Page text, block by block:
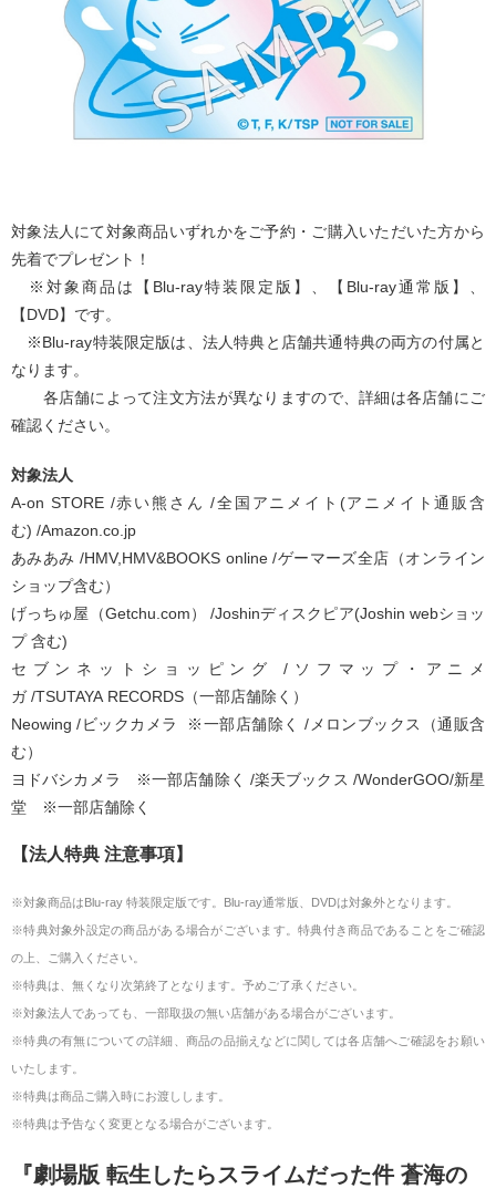
対象法人にて対象商品いずれかをご予約・ご購入いただいた方から
先着でプレゼント！
※対象商品は【Blu-ray特装限定版】、【Blu-ray通常版】、
【DVD】です。
※Blu-ray特装限定版は、法人特典と店舗共通特典の両方の付属と
なります。
各店舗によって注文方法が異なりますので、詳細は各店舗にご
確認ください。
対象法人
A-on STORE /赤い熊さん /全国アニメイト(アニメイト通販含
む) /Amazon.co.jp
あみあみ /HMV,HMV&BOOKS online /ゲーマーズ全店（オンライン
ショップ含む）
げっちゅ屋（Getchu.com） /Joshinディスクピア(Joshin webショッ
プ 含む)
セブンネットショッピング /ソフマップ・アニメ
ガ /TSUTAYA RECORDS（一部店舗除く）
Neowing /ビックカメラ ※一部店舗除く /メロンブックス（通販含
む）
ヨドバシカメラ ※一部店舗除く /楽天ブックス /WonderGOO/新星
堂 ※一部店舗除く
【法人特典 注意事項】
※対象商品はBlu-ray 特装限定版です。Blu-ray通常版、DVDは対象外となります。
※特典対象外設定の商品がある場合がございます。特典付き商品であることをご確認
の上、ご購入ください。
※特典は、無くなり次第終了となります。予めご了承ください。
※対象法人であっても、一部取扱の無い店舗がある場合がございます。
※特典の有無についての詳細、商品の品揃えなどに関しては各店舗へご確認をお願い
いたします。
※特典は商品ご購入時にお渡しします。
※特典は予告なく変更となる場合がございます。
『劇場版 転生したらスライムだった件 蒼海の